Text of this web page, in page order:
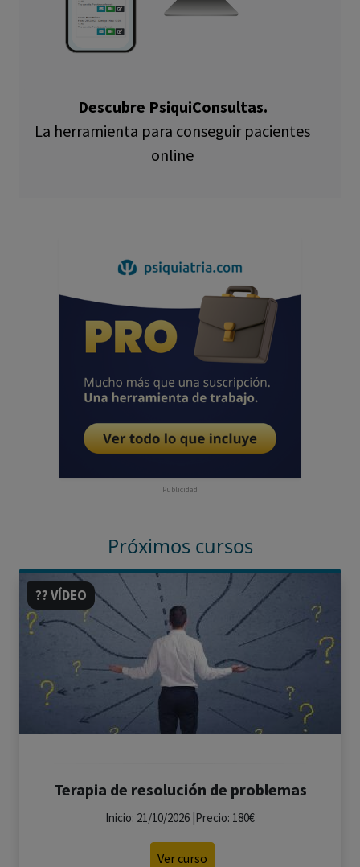
Descubre PsiquiConsultas.
La herramienta para conseguir pacientes
online
Publicidad
Próximos cursos
?? VÍDEO
Terapia de resolución de problemas
Inicio: 21/10/2026 |Precio: 180€
Ver curso